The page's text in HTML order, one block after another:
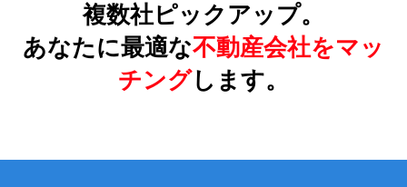
複数社ピックアップ。
あなたに最適な不動産会社をマッ
チングします。